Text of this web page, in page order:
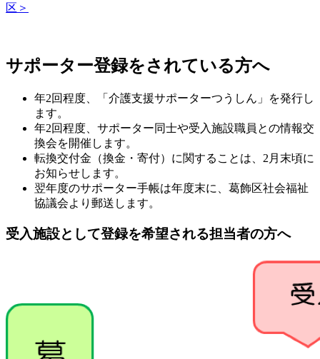
区＞
サポーター登録をされている方へ
年2回程度、「介護支援サポーターつうしん」を発行し
ます。
年2回程度、サポーター同士や受入施設職員との情報交
換会を開催します。
転換交付金（換金・寄付）に関することは、2月末頃に
お知らせします。
翌年度のサポーター手帳は年度末に、葛飾区社会福祉
協議会より郵送します。
受入施設として登録を希望される担当者の方へ